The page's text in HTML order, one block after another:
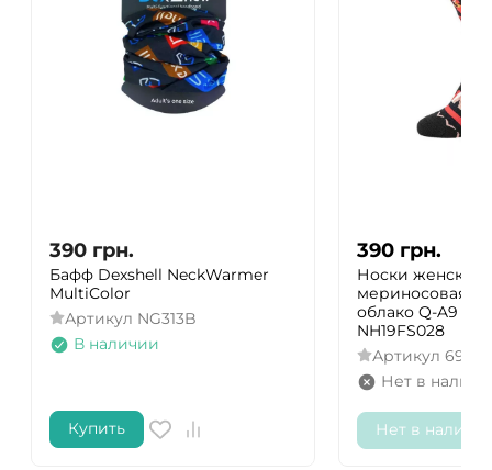
390 грн.
Бафф Dexshell NeckWarmer
MultiColor
Артикул NG313B
В наличии
Купить
390 грн.
Носки женские
мериносовая
облако Q-A9 M
NH19FS028
Артикул
Нет в
Нет в